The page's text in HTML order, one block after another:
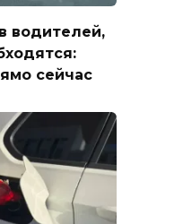
водителей,
сейчас